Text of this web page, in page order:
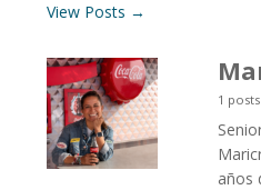
View Posts →
1 posts
años